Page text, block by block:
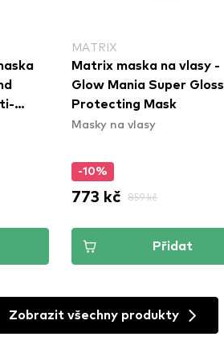
MATRIX
Matrix maska na vlasy -
Glow Mania Super Gloss
Protecting Mask
Masky na vlasy
-10%
773 kč 859 kč
Přidat
Zobrazit všechny produkty